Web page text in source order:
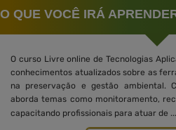
O QUE VOCÊ IRÁ
O curso Livre online de Tecnologias
conhecimentos atualizados sobre as
na preservação e gestão ambiental.
aborda temas como monitoramento,
capacitando profissionais para atuar de ...